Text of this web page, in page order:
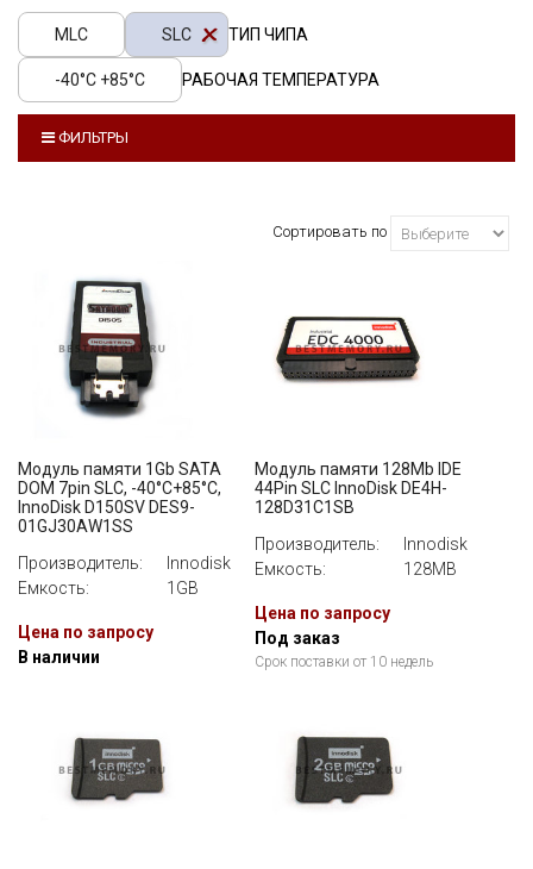
MLC SLC ТИП ЧИПА
-40°C +85°C РАБОЧАЯ ТЕМПЕРАТУРА
ФИЛЬТРЫ
ЕМКОСТЬ
ИНТЕРФЕЙС
ВСЕ
Сортировать по
Модуль памяти 1Gb SATA
DOM 7pin SLC, -40°C+85°C,
InnoDisk D150SV DES9-
01GJ30AW1SS
Производитель:
Innodisk
Емкость:
1GB
Цена по запросу
В наличии
Модуль памяти 128Mb IDE
44Pin SLC InnoDisk DE4H-
128D31C1SB
Производитель:
Innodisk
Емкость:
128MB
Цена по запросу
Под заказ
Срок поставки от 10 недель